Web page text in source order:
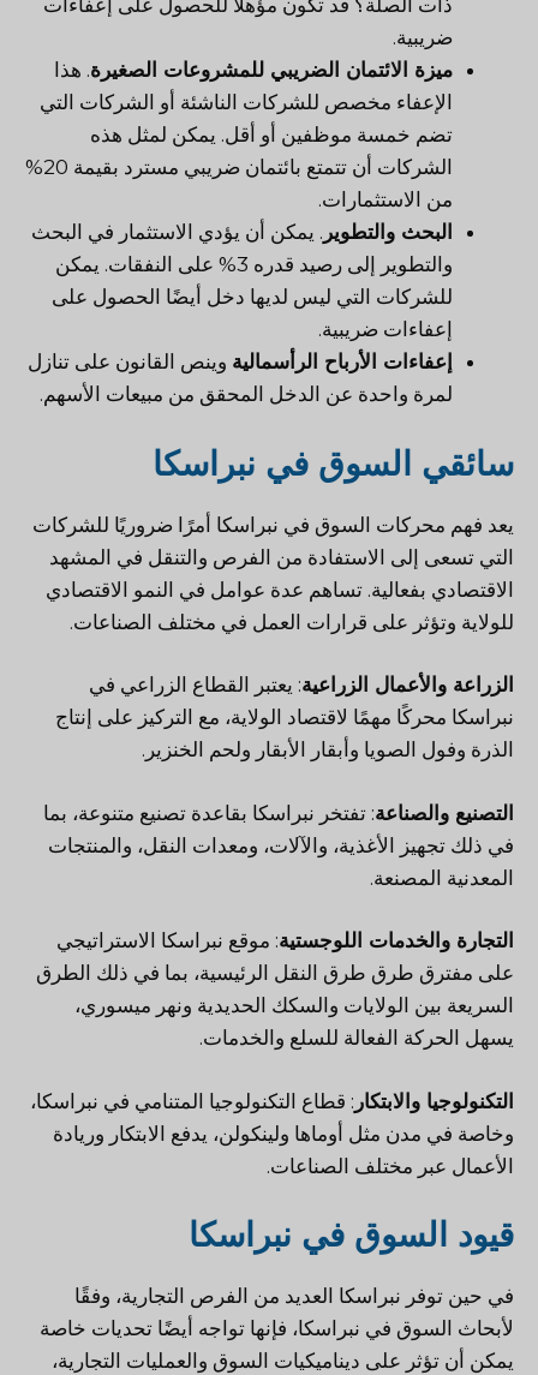
ذات الصلة؟ قد تكون مؤهلاً للحصول على إعفاءات
ضريبية.
ميزة الائتمان الضريبي للمشروعات الصغيرة. هذا
الإعفاء مخصص للشركات الناشئة أو الشركات التي
تضم خمسة موظفين أو أقل. يمكن لمثل هذه
الشركات أن تتمتع بائتمان ضريبي مسترد بقيمة 20%
من الاستثمارات.
البحث والتطوير . يمكن أن يؤدي الاستثمار في البحث
والتطوير إلى رصيد قدره 3% على النفقات. يمكن
للشركات التي ليس لديها دخل أيضًا الحصول على
إعفاءات ضريبية.
إعفاءات الأرباح الرأسمالية وينص القانون على تنازل
لمرة واحدة عن الدخل المحقق من مبيعات الأسهم.
سائقي السوق في نبراسكا
يعد فهم محركات السوق في نبراسكا أمرًا ضروريًا للشركات
التي تسعى إلى الاستفادة من الفرص والتنقل في المشهد
الاقتصادي بفعالية. تساهم عدة عوامل في النمو الاقتصادي
للولاية وتؤثر على قرارات العمل في مختلف الصناعات.
الزراعة والأعمال الزراعية: يعتبر القطاع الزراعي في
نبراسكا محركًا مهمًا لاقتصاد الولاية، مع التركيز على إنتاج
الذرة وفول الصويا وأبقار الأبقار ولحم الخنزير.
التصنيع والصناعة: تفتخر نبراسكا بقاعدة تصنيع متنوعة، بما
في ذلك تجهيز الأغذية، والآلات، ومعدات النقل، والمنتجات
المعدنية المصنعة.
التجارة والخدمات اللوجستية: موقع نبراسكا الاستراتيجي
على مفترق طرق طرق النقل الرئيسية، بما في ذلك الطرق
السريعة بين الولايات والسكك الحديدية ونهر ميسوري،
يسهل الحركة الفعالة للسلع والخدمات.
التكنولوجيا والابتكار : قطاع التكنولوجيا المتنامي في نبراسكا،
وخاصة في مدن مثل أوماها ولينكولن، يدفع الابتكار وريادة
الأعمال عبر مختلف الصناعات.
قيود السوق في نبراسكا
في حين توفر نبراسكا العديد من الفرص التجارية، وفقًا
لأبحاث السوق في نبراسكا، فإنها تواجه أيضًا تحديات خاصة
يمكن أن تؤثر على ديناميكيات السوق والعمليات التجارية،